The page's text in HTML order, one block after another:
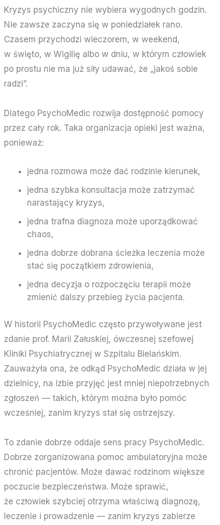
Kryzys psychiczny nie wybiera wygodnych godzin.
Nie zawsze zaczyna się w poniedziałek rano.
Czasem przychodzi wieczorem, w weekend,
w święto, w Wigilię albo w dniu, w którym człowiek
po prostu nie ma już siły udawać, że „jakoś sobie
radzi”.
Dlatego PsychoMedic rozwija dostępność pomocy
przez cały rok. Taka organizacja opieki jest ważna,
ponieważ:
jedna rozmowa może dać rodzinie kierunek,
jedna szybka konsultacja może zatrzymać
narastający kryzys,
jedna trafna diagnoza może uporządkować
chaos,
jedna dobrze dobrana ścieżka leczenia może
stać się początkiem zdrowienia,
jedna decyzja o rozpoczęciu terapii może
zmienić dalszy przebieg życia pacjenta.
W historii PsychoMedic często przywoływane jest
zdanie prof. Marii Załuskiej, ówczesnej szefowej
Kliniki Psychiatrycznej w Szpitalu Bielańskim.
Zauważyła ona, że odkąd PsychoMedic działa w jej
dzielnicy, na izbie przyjęć jest mniej niepotrzebnych
zgłoszeń — takich, którym można było pomóc
wcześniej, zanim kryzys stał się ostrzejszy.
To zdanie dobrze oddaje sens pracy PsychoMedic.
Dobrze zorganizowana pomoc ambulatoryjna może
chronić pacjentów. Może dawać rodzinom większe
poczucie bezpieczeństwa. Może sprawić,
że człowiek szybciej otrzyma właściwą diagnozę,
leczenie i prowadzenie — zanim kryzys zabierze